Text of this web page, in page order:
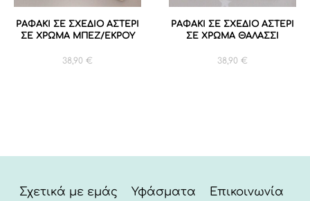
ΡΑΦΑΚΙ ΣΕ ΣΧΕΔΙΟ ΑΣΤΕΡΙ
ΣΕ ΧΡΩΜΑ ΜΠΕΖ/ΕΚΡΟΥ
38,90 €
ΡΑΦΑΚΙ ΣΕ ΣΧΕΔΙΟ ΑΣΤΕΡΙ
ΣΕ ΧΡΩΜΑ ΘΑΛΑΣΣΙ
38,90 €
Σχετικά με εμάς Υφάσματα Επικοινωνία